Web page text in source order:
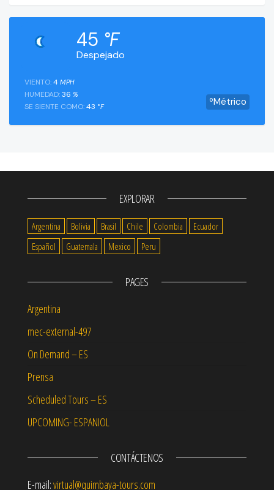
Despejado
45 °F
ºMétrico
VIENTO:4 MPH
HUMEDAD:36 %
SE SIENTE COMO:43 °F
EXPLORAR
Argentina Bolivia Brasil Chile Colombia
Ecuador
Español
Guatemala Mexico Peru
PAGES
Argentina
mec-external-497
On Demand – ES
Prensa
Scheduled Tours – ES
UPCOMING- ESPANIOL
CONTÁCTENOS
E-mail:virtual@quimbaya-tours.com